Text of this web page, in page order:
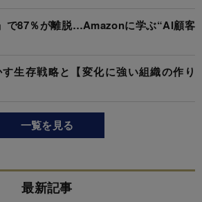
で87％が離脱…Amazonに学ぶ“AI顧客
生存戦略と【変化に強い組織の作り
一覧を見る
最新記事